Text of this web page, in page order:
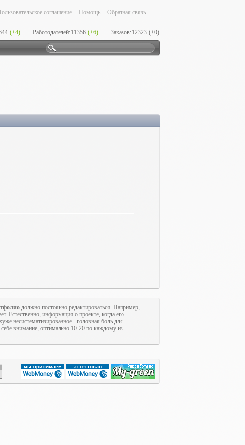
соглашение Помощь Обратная связь
(+4) Работодателей:11356 (+6) Заказов:12323 (+0)
должно постоянно редактироваться. Например,
Естественно, информация о проекте, когда его
несистематизированное - головная боль для
внимание, оптимально 10-20 по каждому из